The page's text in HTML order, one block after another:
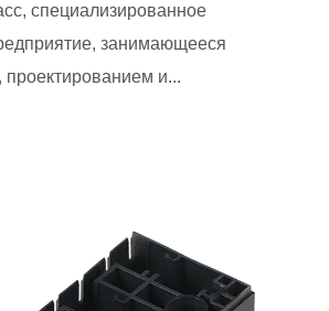
специализированное
занимающееся
и...